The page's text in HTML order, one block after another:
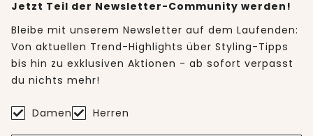
Jetzt Teil der Newsletter-Community werden!
Bleibe mit unserem Newsletter auf dem Laufenden:
Von aktuellen Trend-Highlights über Styling-Tipps
bis hin zu exklusiven Aktionen - ab sofort verpasst
du nichts mehr!
Damen Herren